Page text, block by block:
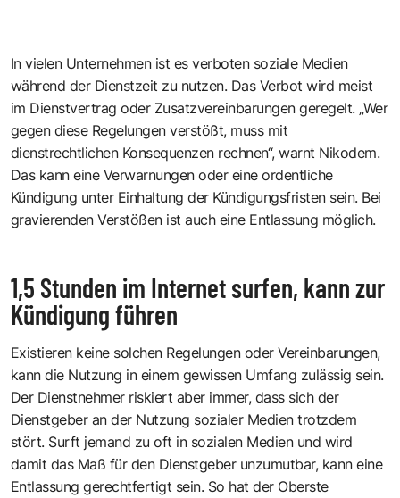
In vielen Unternehmen ist es verboten soziale Medien
während der Dienstzeit zu nutzen. Das Verbot wird meist
im Dienstvertrag oder Zusatzvereinbarungen geregelt. „Wer
gegen diese Regelungen verstößt, muss mit
dienstrechtlichen Konsequenzen rechnen“, warnt Nikodem.
Das kann eine Verwarnungen oder eine ordentliche
Kündigung unter Einhaltung der Kündigungsfristen sein. Bei
gravierenden Verstößen ist auch eine Entlassung möglich.
1,5 Stunden im Internet surfen, kann zur
Kündigung führen
Existieren keine solchen Regelungen oder Vereinbarungen,
kann die Nutzung in einem gewissen Umfang zulässig sein.
Der Dienstnehmer riskiert aber immer, dass sich der
Dienstgeber an der Nutzung sozialer Medien trotzdem
stört. Surft jemand zu oft in sozialen Medien und wird
damit das Maß für den Dienstgeber unzumutbar, kann eine
Entlassung gerechtfertigt sein. So hat der Oberste